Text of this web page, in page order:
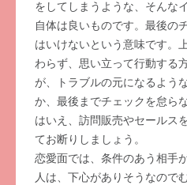
をしてしまうような、そんな
自体は良いものです。最後の
はいけないという意味です。
わらず、思い立って行動する
が、トラブルの元になるよう
か、最後までチェックを怠ら
はいえ、訪問販売やセールス
てお断りしましょう。
恋愛面では、条件のあう相手
人は、下心がありそうなので